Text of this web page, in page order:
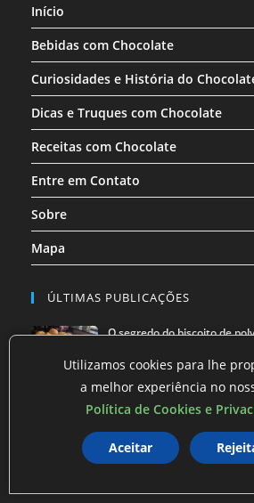
nova
Início
Bebidas com Chocolate
Curiosidades e História do
Dicas e Truques com Chocolate
Receitas com Chocolate
Entre em Contato
Sobre
Mapa
ÚLTIMAS PUBLICAÇÕES
O segredo do biscoito de
Como Conseguir uma Casa
Vida
O Gás de Cozinha que
Solução que …
Utilizamos cookies para lhe
a melhor experiência no
Política de Cookies e
Aceitar